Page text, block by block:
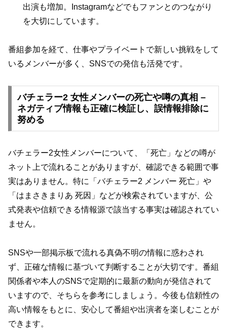
出演も増加。Instagramなどでもファンとのつながり
を大切にしています。
番組参加を経て、仕事やプライベートで新しい挑戦をして
いるメンバーが多く、SNSでの発信も活発です。
バチェラー2 女性メンバーの死亡や噂の真相 –
ネガティブ情報も正確に検証し、誤情報排除に
努める
バチェラー2女性メンバーについて、「死亡」などの噂が
ネット上で流れることがありますが、確認できる範囲で事
実はありません。特に「バチェラー2 メンバー 死亡」や
「はまさきまりあ 死因」などが検索されていますが、公
式発表や信頼できる情報源で該当する事実は確認されてい
ません。
SNSや一部掲示板で流れる真偽不明の情報に惑わされ
ず、正確な情報に基づいて判断することが大切です。番組
関係者や本人のSNSで定期的に最新の動向が発信されて
いますので、そちらを参考にしましょう。今後も信頼性の
高い情報をもとに、安心して番組や出演者を楽しむことが
できます。